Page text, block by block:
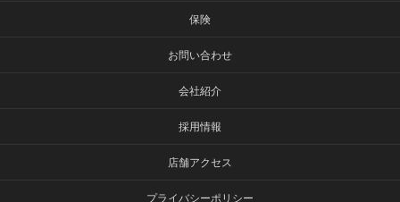
保険
お問い合わせ
会社紹介
採用情報
店舗アクセス
プライバシーポリシー